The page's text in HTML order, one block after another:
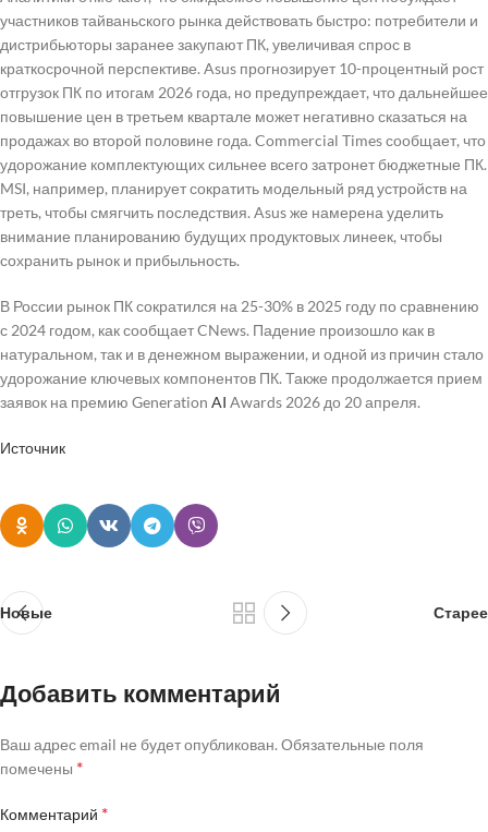
участников тайваньского рынка действовать быстро: потребители и
дистрибьюторы заранее закупают ПК, увеличивая спрос в
краткосрочной перспективе. Asus прогнозирует 10-процентный рост
отгрузок ПК по итогам 2026 года, но предупреждает, что дальнейшее
повышение цен в третьем квартале может негативно сказаться на
продажах во второй половине года. Commercial Times сообщает, что
удорожание комплектующих сильнее всего затронет бюджетные ПК.
MSI, например, планирует сократить модельный ряд устройств на
треть, чтобы смягчить последствия. Asus же намерена уделить
внимание планированию будущих продуктовых линеек, чтобы
сохранить рынок и прибыльность.
В России рынок ПК сократился на 25-30% в 2025 году по сравнению
с 2024 годом, как сообщает CNews. Падение произошло как в
натуральном, так и в денежном выражении, и одной из причин стало
удорожание ключевых компонентов ПК. Также продолжается прием
заявок на премию Generation AI Awards 2026 до 20 апреля.
Источник
Новые Старее
Добавить комментарий
Ваш адрес email не будет опубликован. Обязательные поля
помечены *
Комментарий *